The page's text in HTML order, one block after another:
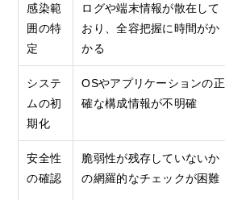
感染範
囲の特
定
ログや端末情報が散在して
おり、全容把握に時間がか
かる
システ
ムの初
期化
OSやアプリケーションの正
確な構成情報が不明確
安全性
の確認
脆弱性が残存していないか
の網羅的なチェックが困難